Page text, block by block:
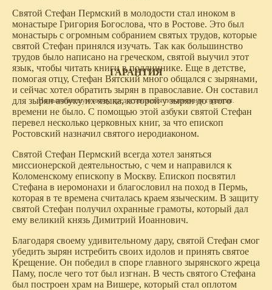
ГАРАНТИЯ
На выполненную икону предоставляется пожизненная гарантия.
Святой Стефан Пермский в молодости стал иноком в
монастыре Григория Богослова, что в Ростове. Это был
монастырь с огромным собранием святых трудов, которые
святой Стефан принялся изучать. Так как большинство
трудов было написано на греческом, святой выучил этот
язык, чтобы читать книги в подлиннике. Еще в детстве,
помогая отцу, Стефан Вятский много общался с зырянами,
и сейчас хотел обратить зырян в православие. Он составил
для зырян азбуку их языка, которой у зырян до этого
времени не было. С помощью этой азбуки святой Стефан
перевел несколько церковных книг, за что епископ
Ростовский назначил святого иеродиаконом.
Святой Стефан Пермский всегда хотел заняться
миссионерской деятельностью, с чем и направился к
Коломенскому епископу в Москву. Епископ посвятил
Стефана в иеромонахи и благословил на поход в Пермь,
которая в те времена считалась краем языческим. В защиту
святой Стефан получил охранные грамоты, который дал
ему великий князь Димитрий Иоаннович.
Благодаря своему удивительному дару, святой Стефан смог
убедить зырян истребить своих идолов и принять святое
Крещение. Он победил в споре главного зырянского жреца
Паму, после чего тот был изгнан. В честь святого Стефана
был построен храм на Вишере, который стал оплотом